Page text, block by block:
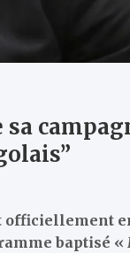
officiellement
baptisé «